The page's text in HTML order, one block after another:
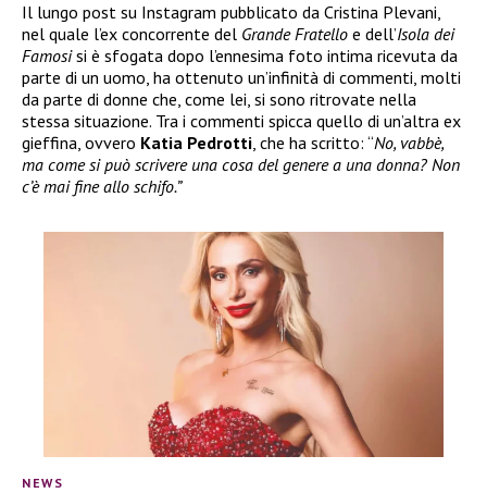
Il lungo post su Instagram pubblicato da Cristina Plevani,
nel quale l’ex concorrente del Grande Fratello e dell’Isola dei
Famosisi è sfogata dopo l’ennesima foto intima ricevuta da
parte di un uomo, ha ottenuto un’infinità di commenti, molti
da parte di donne che, come lei, si sono ritrovate nella
stessa situazione. Tra i commenti spicca quello di un’altra ex
gieffina, ovvero Katia Pedrotti, che ha scritto: “No, vabbè,
ma come si può scrivere una cosa del genere a una donna? Non
c’è mai fine allo schifo.”
NEWS